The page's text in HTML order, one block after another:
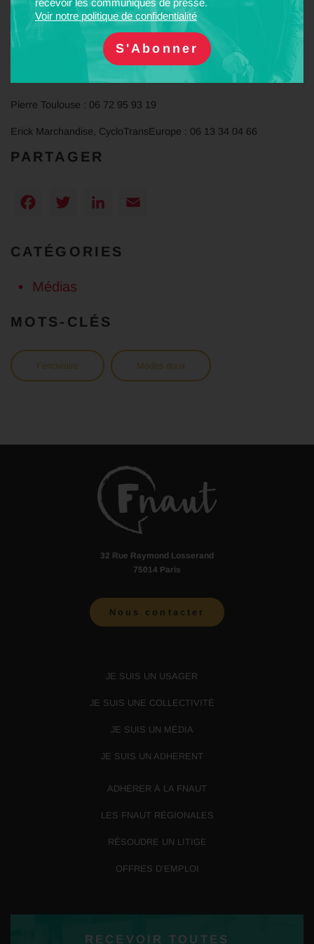
Voir notre politique de confidentialité
Communiqué de presse
Contact presse
Pierre Toulouse : 06 72 95 93 19
Erick Marchandise, CycloTransEurope : 06 13 34 04 66
PARTAGER
Facebook
TwitterLinkedIn
CATÉGORIES
Médias
MOTS-CLÉS
Ferroviaire Modes doux
32 Rue Raymond Losserand
75014 Paris
Nous contacter
JE SUIS UN USAGER
JE SUIS UNE COLLECTIVITÉ
JE SUIS UN MÉDIA
JE SUIS UN ADHÉRENT
ADHÉRER À LA FNAUT
LES FNAUT RÉGIONALES
RÉSOUDRE UN LITIGE
OFFRES D’EMPLOI
RECEVOIR TOUTES